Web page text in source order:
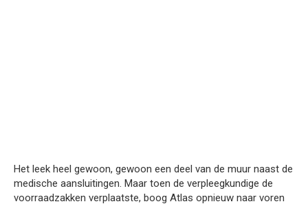
Het leek heel gewoon, gewoon een deel van de muur naast de
medische aansluitingen. Maar toen de verpleegkundige de
voorraadzakken verplaatste, boog Atlas opnieuw naar voren